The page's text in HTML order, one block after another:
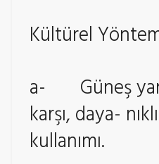
Kültürel
a- Güneş
karşı, daya-
kullanımı.